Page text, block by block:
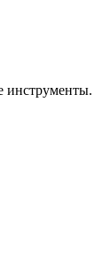
инструменты.